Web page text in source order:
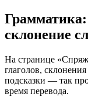
Грамматика:
склонение
На странице
глаголов,
подсказки — так
время перевода.